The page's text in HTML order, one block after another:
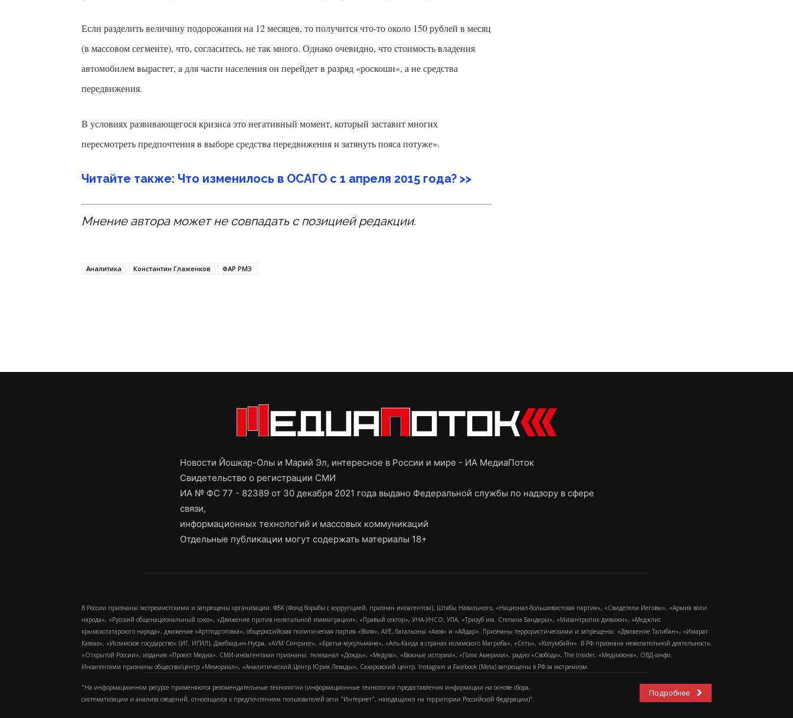
Если разделить величину подорожания на 12 месяцев, то получится что-то около 150 рублей в месяц
(в массовом сегменте), что, согласитесь, не так много. Однако очевидно, что стоимость владения
автомобилем вырастет, а для части населения он перейдет в разряд «роскоши», а не средства
передвижения.
В условиях развивающегося кризиса это негативный момент, который заставит многих
пересмотреть предпочтения в выборе средства передвижения и затянуть пояса потуже».
Читайте также: Что изменилось в ОСАГО с 1 апреля 2015 года? >>
Мнение автора может не совпадать с позицией редакции.
Аналитика Константин Глаженков ФАР РМЭ
Новости Йошкар-Олы и Марий Эл, интересное в России и мире - ИА МедиаПоток
Свидетельство о регистрации СМИ
ИА № ФС 77 - 82389 от 30 декабря 2021 года выдано Федеральной службы по надзору в сфере
связи,
информационных технологий и массовых коммуникаций
Отдельные публикации могут содержать материалы 18+
В России признаны экстремистскими и запрещены организации: ФБК (Фонд борьбы с коррупцией, признан иноагентом), Штабы Навального, «Национал-большевистская партия», «Свидетели Иеговы», «Армия воли
народа», «Русский общенациональный союз», «Движение против нелегальной иммиграции», «Правый сектор», УНА-УНСО, УПА, «Тризуб им. Степана Бандеры», «Мизантропик дивижн», «Меджлис
крымскотатарского народа», движение «Артподготовка», общероссийская политическая партия «Воля», АУЕ, батальоны «Азов» и «Айдар». Признаны террористическими и запрещены: «Движение Талибан», «Имарат
Кавказ», «Исламское государство» (ИГ, ИГИЛ), Джебхад-ан-Нусра, «АУМ Синрике», «Братья-мусульмане», «Аль-Каида в странах исламского Магриба», «Сеть», «Колумбайн». В РФ признана нежелательной деятельность
«Открытой России», издания «Проект Медиа». СМИ-иноагентами признаны: телеканал «Дождь», «Медуза», «Важные истории», «Голос Америки», радио «Свобода», The Insider, «Медиазона», ОВД-инфо.
Иноагентами признаны общество/центр «Мемориал», «Аналитический Центр Юрия Левады», Сахаровский центр. Instagram и Facebook (Metа) запрещены в РФ за экстремизм.
"На информационном ресурсе применяются рекомендательные технологии (информационные технологии предоставления информации на основе сбора,
систематизации и анализа сведений, относящихся к предпочтениям пользователей сети "Интернет", находящихся на территории Российской Федерации)".
Подробнее